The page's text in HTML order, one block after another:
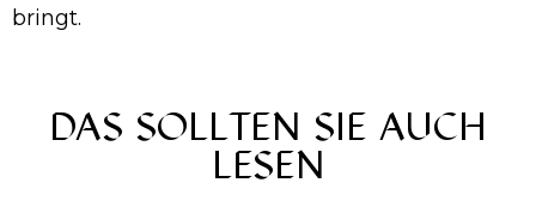
bringt.
DAS SOLLTEN SIE AUCH
LESEN